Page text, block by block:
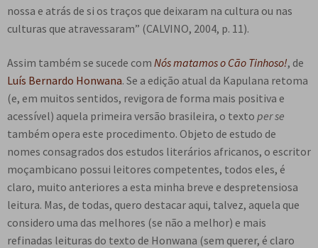
nossa e atrás de si os traços que deixaram na cultura ou nas
culturas que atravessaram” (CALVINO, 2004, p. 11).
Assim também se sucede com Nós matamos o Cão Tinhoso!, de
Luís Bernardo Honwana. Se a edição atual da Kapulana retoma
(e, em muitos sentidos, revigora de forma mais positiva e
acessível) aquela primeira versão brasileira, o texto per se
também opera este procedimento. Objeto de estudo de
nomes consagrados dos estudos literários africanos, o escritor
moçambicano possui leitores competentes, todos eles, é
claro, muito anteriores a esta minha breve e despretensiosa
leitura. Mas, de todas, quero destacar aqui, talvez, aquela que
considero uma das melhores (se não a melhor) e mais
refinadas leituras do texto de Honwana (sem querer, é claro